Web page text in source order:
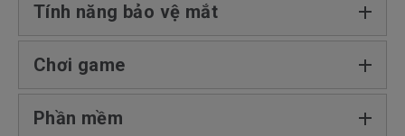
Tính năng bảo vệ mắt
Chơi game
Phần mềm